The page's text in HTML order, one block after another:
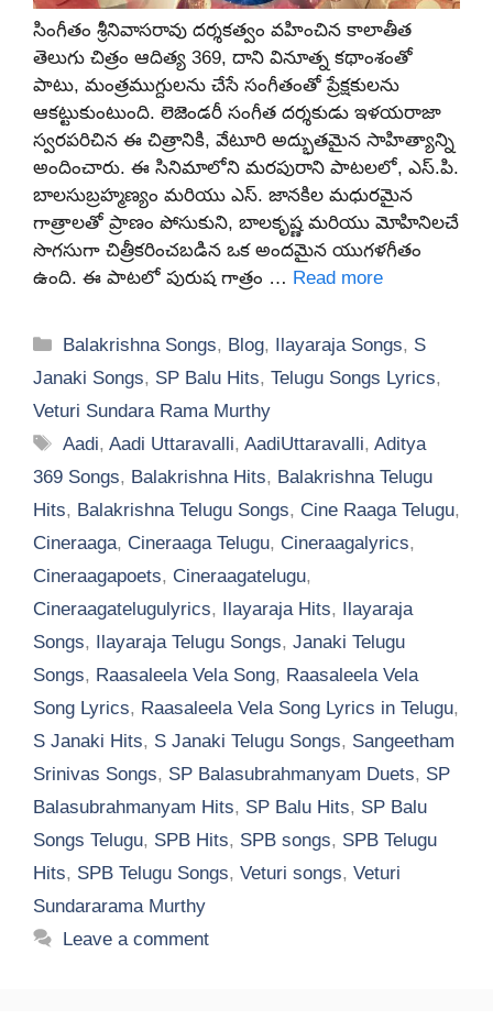
సింగీతం శ్రీనివాసరావు దర్శకత్వం వహించిన కాలాతీత
తెలుగు చిత్రం ఆదిత్య 369, దాని వినూత్న కథాంశంతో
పాటు, మంత్రముగ్దులను చేసే సంగీతంతో ప్రేక్షకులను
ఆకట్టుకుంటుంది. లెజెండరీ సంగీత దర్శకుడు ఇళయరాజా
స్వరపరిచిన ఈ చిత్రానికి, వేటూరి అద్భుతమైన సాహిత్యాన్ని
అందించారు. ఈ సినిమాలోని మరపురాని పాటలలో, ఎస్.పి.
బాలసుబ్రహ్మణ్యం మరియు ఎస్. జానకిల మధురమైన
గాత్రాలతో ప్రాణం పోసుకుని, బాలకృష్ణ మరియు మోహినిలచే
సొగసుగా చిత్రీకరించబడిన ఒక అందమైన యుగళగీతం
ఉంది. ఈ పాటలో పురుష గాత్రం … Read more
Categories
Balakrishna Songs, Blog, Ilayaraja Songs, S
Janaki Songs, SP Balu Hits, Telugu Songs Lyrics,
Veturi Sundara Rama Murthy
Tags
Aadi,Aadi Uttaravalli,AadiUttaravalli,Aditya
369 Songs, Balakrishna Hits, Balakrishna Telugu
Hits, Balakrishna Telugu Songs, Cine Raaga Telugu,
Cineraaga, Cineraaga Telugu, Cineraagalyrics,
Cineraagapoets, Cineraagatelugu,
Cineraagatelugulyrics, Ilayaraja Hits, Ilayaraja
Songs, Ilayaraja Telugu Songs, Janaki Telugu
Songs, Raasaleela Vela Song, Raasaleela Vela
Song Lyrics, Raasaleela Vela Song Lyrics in Telugu,
S Janaki Hits, S Janaki Telugu Songs, Sangeetham
Srinivas Songs, SP Balasubrahmanyam Duets, SP
Balasubrahmanyam Hits, SP Balu Hits, SP Balu
Songs Telugu, SPB Hits, SPB songs, SPB Telugu
Hits, SPB Telugu Songs, Veturi songs, Veturi
Sundararama Murthy
Leave a comment